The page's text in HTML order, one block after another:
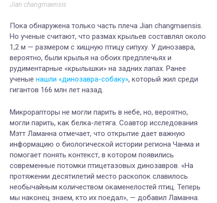
Jian changmaensis
Пока обнаружена только часть плеча Jian changmaensis.
Но ученые считают, что размах крыльев составлял около
1,2 м — размером с хищную птицу сипуху. У динозавра,
вероятно, были крылья на обоих предплечьях и
рудиментарные «крылышки» на задних лапах. Ранее
ученые нашли «динозавра-собаку», который жил среди
гигантов 166 млн лет назад.
Микрорапторы не могли парить в небе, но, вероятно,
могли парить, как белка-летяга. Соавтор исследования
Мэтт Ламанна отмечает, что открытие дает важную
информацию о биологической истории региона Чанма и
помогает понять контекст, в котором появились
современные потомки птицетазовых динозавров. «На
протяжении десятилетий место раскопок славилось
необычайным количеством окаменелостей птиц. Теперь
мы наконец знаем, кто их поедал», — добавил Ламанна.